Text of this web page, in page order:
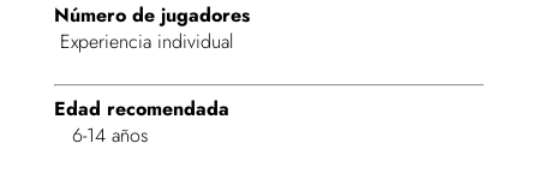
Número de jugadores
Experiencia individual
Edad recomendada
6-14 años